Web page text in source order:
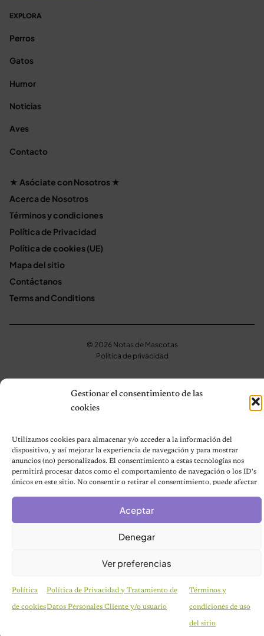
Gestionar el consentimiento de las
cookies
Utilizamos cookies para almacenar y/o acceder a la información del
dispositivo, y así mejorar la experiencia de navegación y para mostrar
anuncios (no) personalizados. El consentimiento a estas tecnologías nos
permitirá procesar datos como el comportamiento de navegación o los ID's
únicos en este sitio. No consentir o retirar el consentimiento, puede afectar
Aceptar
Denegar
Ver preferencias
Política
de cookies
Política de Privacidad y Tratamiento de
Datos Personales Cliente y/o usuario
Términos y
condiciones de uso
del sitio
CURIOSIDADES
Pareja se despierta y encuentra a una perrita
EXPLORA
Perros
Gatos
Humor
Noticias
Aves
Contacto
★ Asóciate con Nosotros ★
Acerca de Nosotros
Términos y condiciones
Política de Privacidad
Política de cookies (UE)
Mapa del sitio
Contáctanos
Terms and Conditions
© 2026 Notas de Mascotas
Política de privacidad